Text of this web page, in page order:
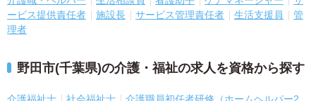
ービス提供責任者
施設長 サービス管理責任者 生活支援員
管
理者
野田市(千葉県)の介護・福祉の求人を資格から探す